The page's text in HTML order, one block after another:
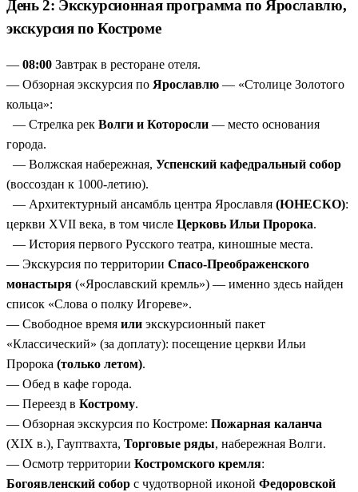
День 2: Экскурсионная программа по Ярославлю,
экскурсия по Костроме
— 08:00 Завтрак в ресторане отеля.
— Обзорная экскурсия по Ярославлю — «Столице Золотого
кольца»:
— Стрелка рек Волги и Которосли — место основания
города.
— Волжская набережная, Успенский кафедральный собор
(воссоздан к 1000-летию).
— Архитектурный ансамбль центра Ярославля (ЮНЕСКО):
церкви XVII века, в том числе Церковь Ильи Пророка.
— История первого Русского театра, киношные места.
— Экскурсия по территории Спасо-Преображенского
монастыря («Ярославский кремль») — именно здесь найден
список «Слова о полку Игореве».
— Свободное время или экскурсионный пакет
«Классический» (за доплату): посещение церкви Ильи
Пророка (только летом).
— Обед в кафе города.
— Переезд в Кострому.
— Обзорная экскурсия по Костроме: Пожарная каланча
(XIX в.), Гауптвахта, Торговые ряды, набережная Волги.
— Осмотр территории Костромского кремля:
Богоявленский собор с чудотворной иконой Федоровской